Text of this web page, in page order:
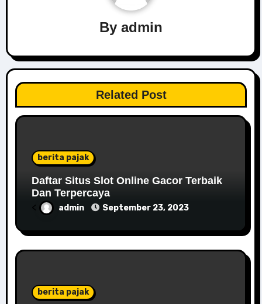
By admin
Related Post
berita pajak
Daftar Situs Slot Online Gacor Terbaik
Dan Terpercaya
< admin September 23, 2023
berita pajak